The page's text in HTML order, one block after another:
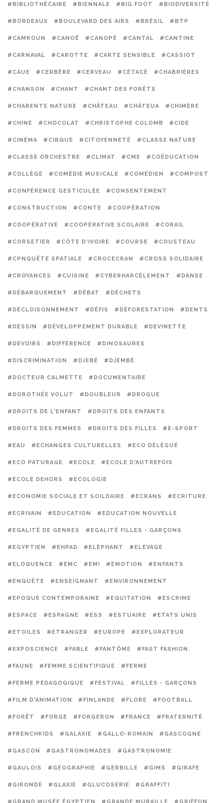
#BIBLIOTHÉCAIRE #BIENNALE #BIG FOOT #BIODIVERSITÉ
#BORDEAUX #BOULEVARD DES AIRS #BRÉSIL #BTP
#CAMROUN #CANOË #CANOPÉ #CANTAL #CANTINE
#CARNAVAL #CAROTTE #CARTE SENSIBLE #CASSIOT
#CAUE #CERBÈRE #CERVEAU #CÉTACÉ #CHABRIÈRES
#CHANSON #CHANT #CHANT DES FORÊTS
#CHARENTE NATURE #CHÂTEAU #CHÂTEUA #CHIMÈRE
#CHINE #CHOCOLAT #CHRISTOPHE COLOMB #CIDE
#CINÉMA #CIRQUE #CITOYENNETÉ #CLASSE NATURE
#CLASSE ORCHESTRE #CLIMAT #CME #COÉDUCATION
#COLLÈGE #COMÉDIE MUSICALE #COMÉDIEN #COMPOST
#CONFÉRENCE GESTICULÉE #CONSENTEMENT
#CONSTRUCTION #CONTE #COOPÉRATION
#COOPÉRATIVE #COOPÉRATIVE SCOLAIRE #CORAIL
#CORSETIER #CÔTE D'IVOIRE #COURSE #COUSTEAU
#CPNQUÊTE SPATIALE #CROCECRAN #CROSS SOLIDAIRE
#CROYANCES #CUISINE #CYBERHARCÈLEMENT #DANSE
#DÉBARQUEMENT #DÉBAT #DÉCHETS
#DÉCLOISONNEMENT #DÉFIS #DÉFORESTATION #DENTS
#DESSIN #DÉVELOPPEMENT DURABLE #DEVINETTE
#DEVOIRS #DIFFÉRENCE #DINOSAURES
#DISCRIMINATION #DJEBÉ #DJEMBÉ
#DOCTEUR CALMETTE #DOCUMENTAIRE
#DOROTHÉE VOLUT #DOUBLEUR #DROGUE
#DROITS DE L'ENFANT #DROITS DES ENFANTS
#DROITS DES FEMMES #DROITS DES FILLES #E-SPORT
#EAU #ECHANGES CULTURELLES #ECO DÉLÉGUÉ
#ECO PATURAGE #ECOLE #ECOLE D'AUTREFOIS
#ECOLE DEHORS #ECOLOGIE
#ECONOMIE SOCIALE ET SOILDAIRE #ECRANS #ECRITURE
#ECRIVAIN #EDUCATION #EDUCATION NOUVELLE
#EGALITÉ DE GENRES #EGALITÉ FILLES - GARÇONS
#EGYPTIEN #EHPAD #ELÉPHANT #ELEVAGE
#ELOQUENCE #EMC #EMI #EMOTION #ENFANTS
#ENQUÊTE #ENSEIGNANT #ENVIRONNEMENT
#EPOQUE CONTEMPORAINE #EQUITATION #ESCRIME
#ESPACE #ESPAGNE #ESS #ESTUAIRE #ETATS UNIS
#ETOILES #ETRANGER #EUROPE #EXPLORATEUR
#EXPOSCIENCE #FABLE #FANTÔME #FAST FASHION
#FAUNE #FEMME SCIENTIFIQUE #FERME
#FERME PÉDAGOGIQUE #FESTIVAL #FILLES - GARÇONS
#FILM D'ANIMATION #FINLANDE #FLORE #FOOTBALL
#FORÊT #FORGE #FORGERON #FRANCE #FRATERNITÉ
#FRENCHKIDS #GALAXIE #GALLO-ROMAIN #GASCOGNE
#GASCON #GASTRONOMADES #GASTRONOMIE
#GAULOIS #GÉOGRAPHIE #GERBILLE #GIMS #GIRAFE
#GIRONDE #GLAXIE #GLUCOSERIE #GRAFFITI